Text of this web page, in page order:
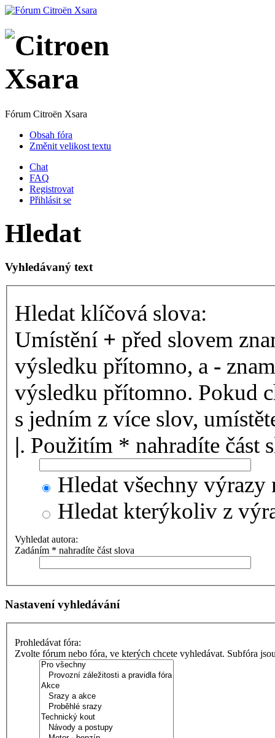
Fórum Citroën Xsara
Obsah fóra
Změnit velikost textu
Chat
FAQ
Registrovat
Přihlásit se
Hledat
Vyhledávaný text
Hledat klíčová slova:
Umístění + před slovem
výsledku přítomno, a -
výsledku přítomno. Pokud
s jedním z více slov,
|. Použitím * nahradíte část
Hledat všechny výrazy
Hledat kterýkoliv z
Vyhledat autora:
Zadáním * nahradíte část slova
Nastavení vyhledávání
Prohledávat fóra:
Zvolte fórum nebo fóra, ve kterých chcete vyhledávat. Subfóra